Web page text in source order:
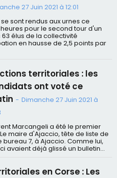
27 Juin 2021 à 12:01
sont rendus aux urnes ce
pour le second tour d'un
élus de la collectivité
en hausse de 2,5 points par
territoriales : les
ont voté ce
- Dimanche 27 Juin 2021 à
Marcangeli a été le premier
maire d'Ajaccio, tête de liste de
bureau 7, à Ajaccio. Comme lui,
avaient déjà glissé un bulletin...
en Corse : Les